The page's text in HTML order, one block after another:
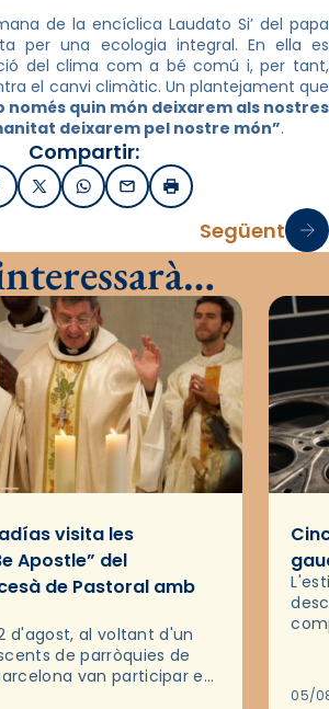
de la encíclica Laudato Si’ del papa
per una ecologia integral. En ella es
del clima com a bé comú i, per tant,
el canvi climàtic. Un plantejament que
només quin món deixarem als nostres
deixarem pel nostre món”.
Compartir:
X / TwitterWhatsApp
EmailImprimir
Següent
visita les
Apostle” del
de Pastoral amb
d'agost, al voltant d'un
de parròquies de
van participar en
Apostle, organitzades
05/